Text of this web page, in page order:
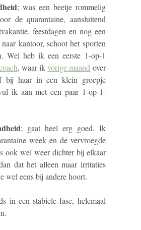
; was een beetje rommelig
de quarantaine, aansluitend
feestdagen en nog een
kantoor, schoot het sporten
Wel heb ik een eerste 1-op-1
, waar ikvorige maand over
bij haar in een klein groepje
ik aan met een paar 1-op-1-
; gaat heel erg goed. Ik
week en de vervroegde
ook wel weer dichter bij elkaar
dat het alleen maar irritaties
wel eens bij andere hoort.
in een stabiele fase, helemaal